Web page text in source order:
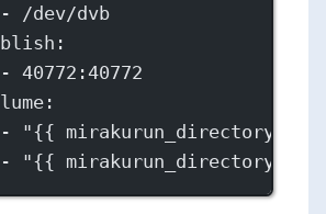
- /dev/dvb
:
- 40772:40772
:
- "{{
- "{{